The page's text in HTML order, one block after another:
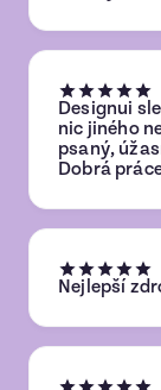
Designui
nic jiného
psaný,
Dobrá
Nejlepší